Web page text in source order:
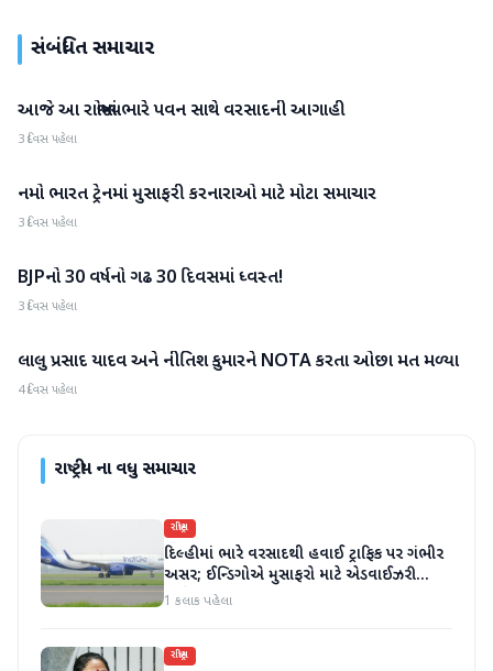
સંબંધિત સમાચાર
રાષ્ટ્રીય
આજે આ રાજ્યોમાં ભારે પવન સાથે વરસાદની આગાહી
3 દિવસ પહેલા
રાષ્ટ્રીય
નમો ભારત ટ્રેનમાં મુસાફરી કરનારાઓ માટે મોટા સમાચાર
3 દિવસ પહેલા
રાષ્ટ્રીય
BJPનો 30 વર્ષનો ગઢ 30 દિવસમાં ધ્વસ્ત!
3 દિવસ પહેલા
રાષ્ટ્રીય
લાલુ પ્રસાદ યાદવ અને નીતિશ કુમારને NOTA કરતા ઓછા મત મળ્યા
4 દિવસ પહેલા
રાષ્ટ્રીયના વધુ સમાચાર
રાષ્ટ્રીય
દિલ્હીમાં ભારે વરસાદથી હવાઈ ટ્રાફિક પર ગંભીર
અસર; ઈન્ડિગોએ મુસાફરો માટે એડવાઈઝરી
જાહેર કરી
1 કલાક પહેલા
રાષ્ટ્રીય